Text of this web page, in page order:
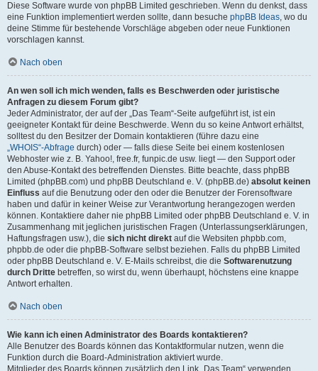
Diese Software wurde von phpBB Limited geschrieben. Wenn du denkst, dass
eine Funktion implementiert werden sollte, dann besuche phpBB Ideas, wo du
deine Stimme für bestehende Vorschläge abgeben oder neue Funktionen
vorschlagen kannst.
Nach oben
An wen soll ich mich wenden, falls es Beschwerden oder juristische
Anfragen zu diesem Forum gibt?
Jeder Administrator, der auf der „Das Team“-Seite aufgeführt ist, ist ein
geeigneter Kontakt für deine Beschwerde. Wenn du so keine Antwort erhältst,
solltest du den Besitzer der Domain kontaktieren (führe dazu eine
„WHOIS“-Abfrage durch) oder — falls diese Seite bei einem kostenlosen
Webhoster wie z. B. Yahoo!, free.fr, funpic.de usw. liegt — den Support oder
den Abuse-Kontakt des betreffenden Dienstes. Bitte beachte, dass phpBB
Limited (phpBB.com) und phpBB Deutschland e. V. (phpBB.de) absolut keinen
Einfluss auf die Benutzung oder den oder die Benutzer der Forensoftware
haben und dafür in keiner Weise zur Verantwortung herangezogen werden
können. Kontaktiere daher nie phpBB Limited oder phpBB Deutschland e. V. in
Zusammenhang mit jeglichen juristischen Fragen (Unterlassungserklärungen,
Haftungsfragen usw.), die sich nicht direkt auf die Websiten phpbb.com,
phpbb.de oder die phpBB-Software selbst beziehen. Falls du phpBB Limited
oder phpBB Deutschland e. V. E-Mails schreibst, die die Softwarenutzung
durch Dritte betreffen, so wirst du, wenn überhaupt, höchstens eine knappe
Antwort erhalten.
Nach oben
Wie kann ich einen Administrator des Boards kontaktieren?
Alle Benutzer des Boards können das Kontaktformular nutzen, wenn die
Funktion durch die Board-Administration aktiviert wurde.
Mitglieder des Boards können zusätzlich den Link „Das Team“ verwenden.